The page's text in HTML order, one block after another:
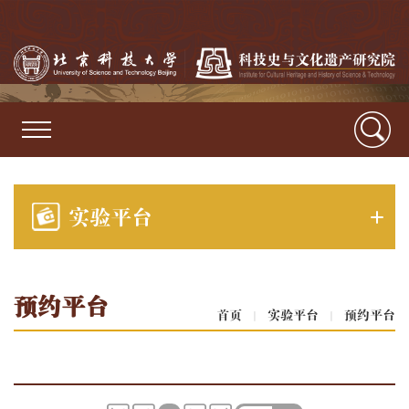
实验平台
首页 | 实验平台 | 预约平台
预约平台